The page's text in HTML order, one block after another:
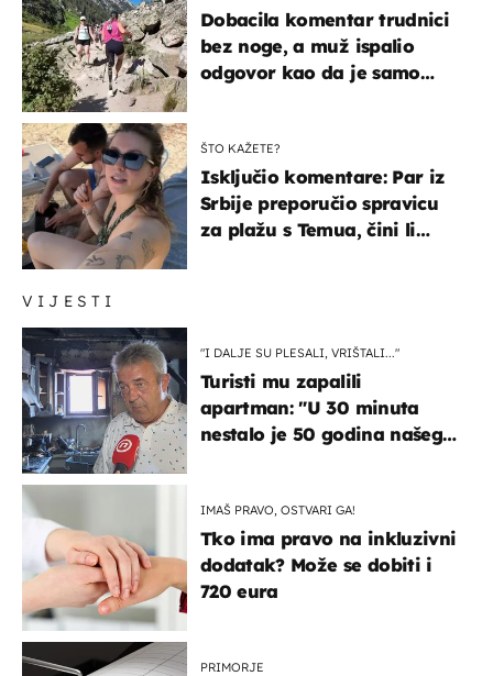
VIJESTI
"I DALJE SU PLESALI, VRIŠTALI..."
Turisti mu zapalili
apartman: "U 30 minuta
nestalo je 50 godina našeg
IMAŠ PRAVO, OSTVARI GA!
Tko ima pravo na inkluzivni
dodatak? Može se dobiti i
720 eura
PRIMORJE
Dobacila komentar trudnici
bez noge, a muž ispalio
odgovor kao da je samo
ŠTO KAŽETE?
Isključio komentare: Par iz
Srbije preporučio spravicu
za plažu s Temua, čini li